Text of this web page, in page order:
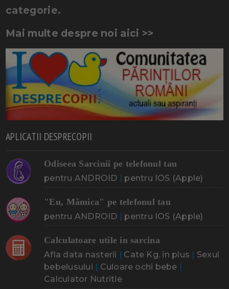
categorie.
Mai multe despre noi aici >>
APLICATII DESPRECOPII
Odiseea Sarcinii pe telefonul tau
pentru ANDROID | pentru IOS (Apple)
"Eu, Mămica" pe telefonul tau
pentru ANDROID | pentru IOS (Apple)
Calculatoare utile in sarcina
Afla data nasterii | Cate Kg. in plus | Sexul
bebelusului | Culoare ochi bebe |
Calculator Nutritie